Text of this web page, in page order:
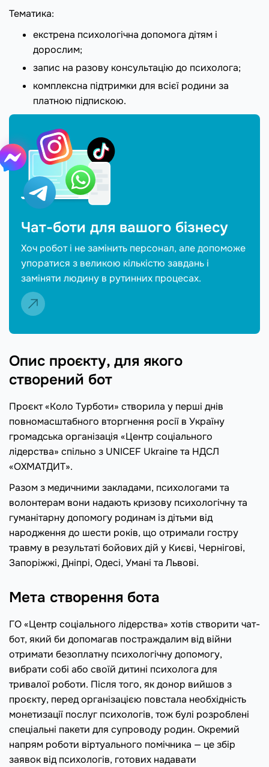
Тематика:
екстрена психологічна допомога дітям і
дорослим;
запис на разову консультацію до психолога;
комплексна підтримки для всієї родини за
платною підпискою.
Чат-боти для вашого бізнесу
Хоч робот і не замінить персонал, але допоможе
упоратися з великою кількістю завдань і
заміняти людину в рутинних процесах.
Опис проєкту, для якого
створений бот
Проєкт «Коло Турботи» створила у перші днів
повномасштабного вторгнення росії в Україну
громадська організація «Центр соціального
лідерства» спільно з UNICEF Ukraine та НДСЛ
«ОХМАТДИТ».
Разом з медичними закладами, психологами та
волонтерам вони надають кризову психологічну та
гуманітарну допомогу родинам із дітьми від
народження до шести років, що отримали гостру
травму в результаті бойових дій у Києві, Чернігові,
Запоріжжі, Дніпрі, Одесі, Умані та Львові.
Мета створення бота
ГО «Центр соціального лідерства» хотів створити чат-
бот, який би допомагав постраждалим від війни
отримати безоплатну психологічну допомогу,
вибрати собі або своїй дитині психолога для
тривалої роботи. Після того, як донор вийшов з
проєкту, перед організацією повстала необхідність
монетизації послуг психологів, тож булі розроблені
спеціальні пакети для супроводу родин. Окремий
напрям роботи віртуального помічника — це збір
заявок від психологів, готових надавати